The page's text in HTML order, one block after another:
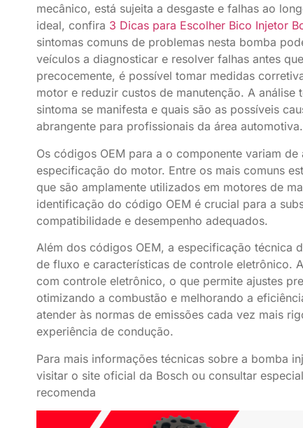
mecânico, está sujeita a desgaste e falhas ao
ideal, confira 3 Dicas para Escolher Bico Injetor
sintomas comuns de problemas nesta bomba
veículos a diagnosticar e resolver falhas antes
precocemente, é possível tomar medidas
motor e reduzir custos de manutenção. A
sintoma se manifesta e quais são as possíveis
abrangente para profissionais da área automotiva.
Os códigos OEM para a o componente variam
especificação do motor. Entre os mais comuns
que são amplamente utilizados em motores de
identificação do código OEM é crucial para a
compatibilidade e desempenho adequados.
Além dos códigos OEM, a especificação técnica
de fluxo e características de controle eletrônico.
com controle eletrônico, o que permite ajustes
otimizando a combustão e melhorando a
atender às normas de emissões cada vez mais
experiência de condução.
Para mais informações técnicas sobre a bomba
visitar o site oficial da Bosch ou consultar
recomenda